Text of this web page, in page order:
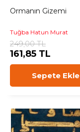
Ormanın Gizemi
Tuğba Hatun Murat
249,00 TL
161,85 TL
Sepete Ekle